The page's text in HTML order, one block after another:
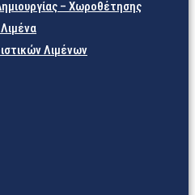
– Χωροθέτησης
Λιμένων